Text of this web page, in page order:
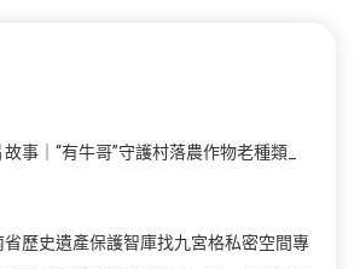
事｜“有牛哥”守護村落農作物老種類_
省歷史遺產保護智庫找九宮格私密空間專